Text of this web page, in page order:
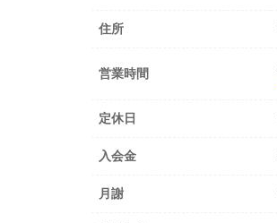
住所
営業時間
定休日
入会金
月謝